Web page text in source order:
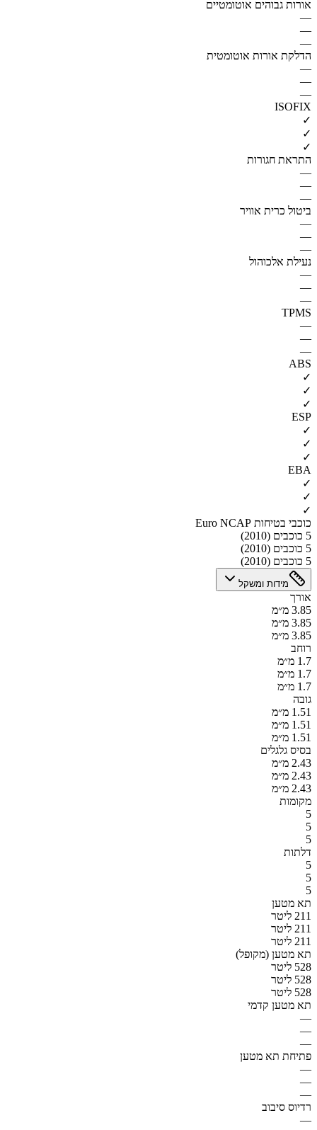
אורות גבוהים אוטומטיים
—
—
—
הדלקת אורות אוטומטית
—
—
—
ISOFIX
✓
✓
✓
התראת חגורות
—
—
—
ביטול כרית אוויר
—
—
—
נעילת אלכוהול
—
—
—
TPMS
—
—
—
ABS
✓
✓
✓
ESP
✓
✓
✓
EBA
✓
✓
✓
כוכבי בטיחות Euro NCAP
5 כוכבים (2010)
5 כוכבים (2010)
5 כוכבים (2010)
מידות ומשקל
אורך
3.85 מ״מ
3.85 מ״מ
3.85 מ״מ
רוחב
1.7 מ״מ
1.7 מ״מ
1.7 מ״מ
גובה
1.51 מ״מ
1.51 מ״מ
1.51 מ״מ
בסיס גלגלים
2.43 מ״מ
2.43 מ״מ
2.43 מ״מ
מקומות
5
5
5
דלתות
5
5
5
תא מטען
211 ליטר
211 ליטר
211 ליטר
תא מטען (מקופל)
528 ליטר
528 ליטר
528 ליטר
תא מטען קדמי
—
—
—
פתיחת תא מטען
—
—
—
רדיוס סיבוב
—